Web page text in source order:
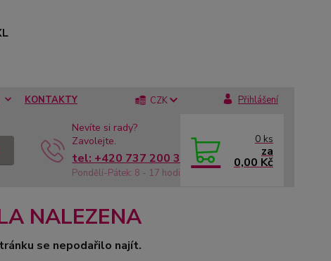
KONTAKTY CZK Přihlášení
Nevíte si rady?
Zavolejte.
tel: +420 737 200 336
Pondělí-Pátek: 8 - 17 hodin
0 ks
za
0,00 Kč
NALEZENA
se nepodařilo najít.